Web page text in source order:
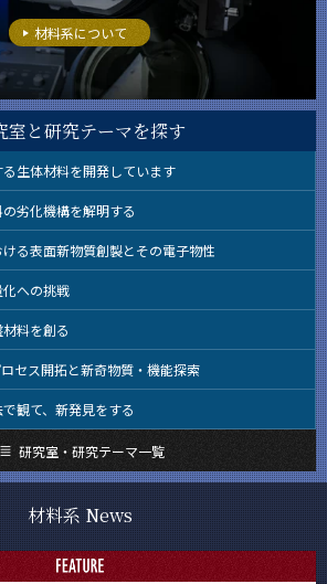
材料系について
室と研究テーマを探す
生体材料を開発しています
劣化機構を解明する
る表面新物質創製とその電子物性
への挑戦
料を創る
セス開拓と新奇物質・機能探索
観て、新発見をする
研究室・研究テーマ一覧
材料系 News
サイト構成
CLOSE